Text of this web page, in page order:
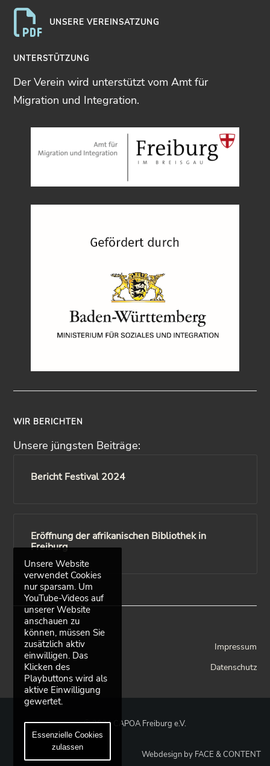
UNSERE VEREINSATZUNG
UNTERSTÜTZUNG
Der Verein wird unterstützt vom Amt für
Migration und Integration.
WIR BERICHTEN
Unsere jüngsten Beiträge:
Bericht Festival 2024
Eröffnung der afrikanischen Bibliothek in
Freiburg
Impressum
Datenschutz
© 2024 CAPOA Freiburg e.V.
Webdesign by FACE & CONTENT
Unsere Website
verwendet Cookies
nur sparsam. Um
YouTube-Videos auf
unserer Website
anschauen zu
können, müssen Sie
zusätzlich aktiv
einwilligen. Das
Klicken des
Playbuttons wird als
aktive Einwilligung
gewertet.
Essenzielle Cookies
zulassen